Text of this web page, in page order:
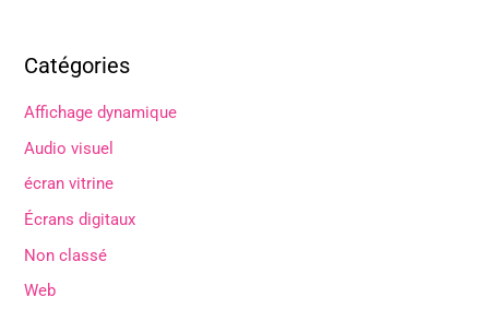
Catégories
Affichage dynamique
Audio visuel
écran vitrine
Écrans digitaux
Non classé
Web